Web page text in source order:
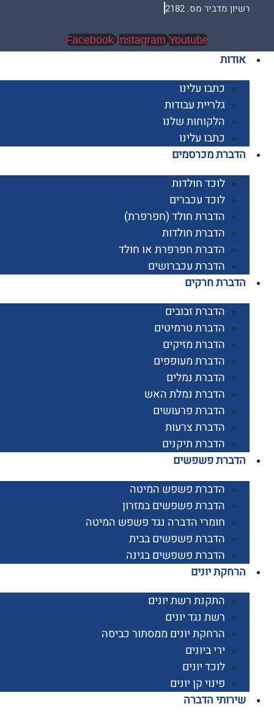
מדביר מס. 2182
Facebook Instagram
כתבו עלינו
גלריית עבודות
הלקוחות שלנו
כתבו עלינו
מכרסמים
לוכד חולדות
לוכד עכברים
הדברת חולד (חפרפרת)
הדברת חולדות
הדברת חפרפרת או חולד
הדברת עכברושים
חרקים
הדברת זבובים
הדברת טרמיטים
הדברת מזיקים
הדברת מעופפים
הדברת נמלים
הדברת נמלת האש
הדברת פרעושים
הדברת צרעות
הדברת תיקנים
פשפשים
הדברת פשפש המיטה
הדברת פשפשים במזרון
חומרי הדברה נגד פשפש המיטה
הדברת פשפשים בבית
הדברת פשפשים בגינה
יונים
התקנת רשת יונים
רשת נגד יונים
הרחקת יונים ממסתור כביסה
ירי ביונים
לוכד יונים
פינוי קן יונים
הדברה